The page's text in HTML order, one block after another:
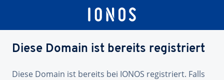
Diese Domain ist bereits registriert
Diese Domain ist bereits bei IONOS registriert. Falls